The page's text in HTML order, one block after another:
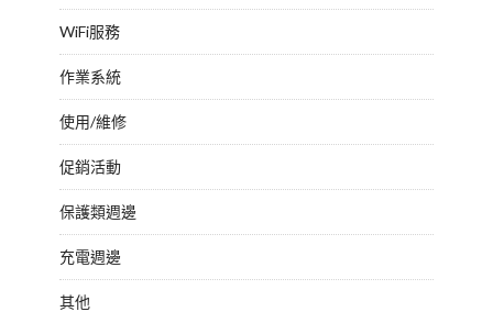
WiFi服務
作業系統
使用/維修
促銷活動
保護類週邊
充電週邊
其他